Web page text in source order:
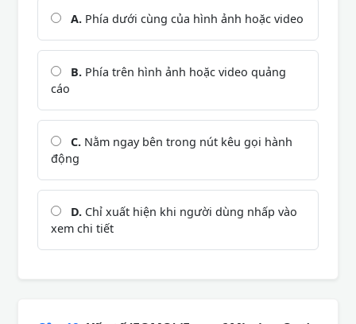
A. Phía dưới cùng của hình ảnh hoặc video
B. Phía trên hình ảnh hoặc video quảng
cáo
C. Nằm ngay bên trong nút kêu gọi hành
động
D. Chỉ xuất hiện khi người dùng nhấp vào
xem chi tiết